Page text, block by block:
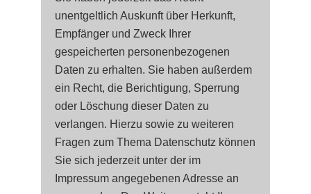
unentgeltlich Auskunft über Herkunft,
Empfänger und Zweck Ihrer
gespeicherten personenbezogenen
Daten zu erhalten. Sie haben außerdem
ein Recht, die Berichtigung, Sperrung
oder Löschung dieser Daten zu
verlangen. Hierzu sowie zu weiteren
Fragen zum Thema Datenschutz können
Sie sich jederzeit unter der im
Impressum angegebenen Adresse an